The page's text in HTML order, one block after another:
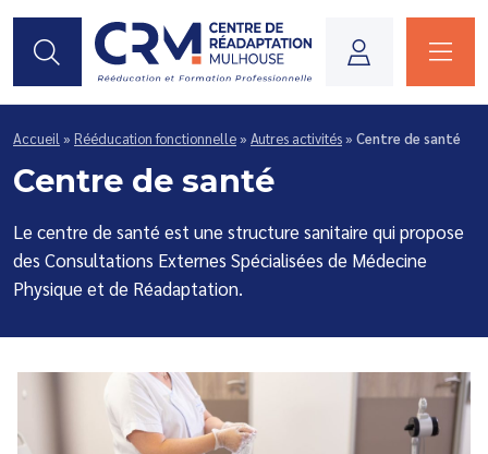
Je suis...
Accueil » Rééducation fonctionnelle» Autres activités» Centre de santé
Centre de santé
Le centre de santé est une structure sanitaire qui propose
des Consultations Externes Spécialisées de Médecine
Physique et de Réadaptation.